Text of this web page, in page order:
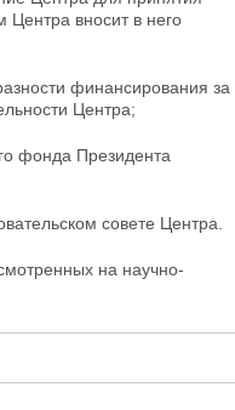
Центра вносит в него
финансирования за
Центра;
фонда Президента
совете Центра.
на научно-